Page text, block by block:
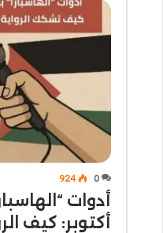
0
924
أدوات
أكتوبر: كيف